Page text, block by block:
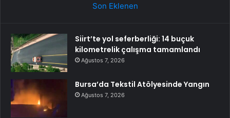
Son Eklenen
Siirt’te yol seferberliği: 14 buçuk
kilometrelik çalışma tamamlandı
Ağustos 7, 2026
Bursa’da Tekstil Atölyesinde Yangın
Ağustos 7, 2026